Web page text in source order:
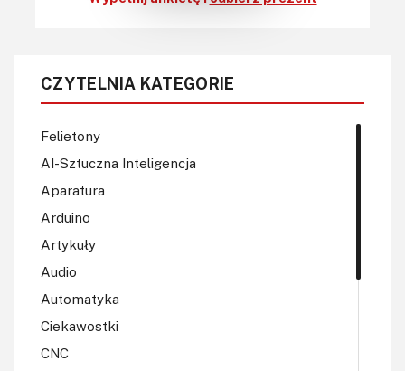
tego odmówić. Są one również na pewno bardzo
kształcące.
CZYTELNIA KATEGORIE
Felietony
AI-Sztuczna Inteligencja
Aparatura
Arduino
Artykuły
Audio
Automatyka
Ciekawostki
CNC